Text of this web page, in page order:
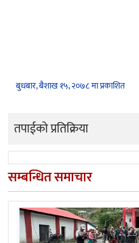
बुधबार, बैशाख १५, २०७८ मा प्रकाशित
तपाईको प्रतिक्रिया
सम्बन्धित समाचार